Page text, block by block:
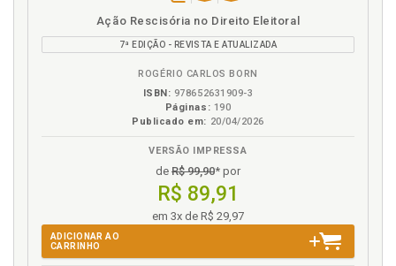
G
Guilherme Botelho. Do recurso extraordinário e do
recurso especial, p. 151
Guilherme Puchalski Teixeira. Recurso especial e
procedimento, p. 183
Homologação de sentença estrangeira no novo
Código de Processo Civil. Humberto Dalla Bernardina
de Pinho/Flávia Pereira Hill, p. 319
disponível
eBookB.V.
páginas
Ação Rescisória no Direito Eleitoral
7ª EDIÇÃO - REVISTA E ATUALIZADA
ROGÉRIO CARLOS BORN
ISBN: 978652631909-3
Páginas: 190
Publicado em: 20/04/2026
VERSÃO IMPRESSA
de R$ 99,90* por
R$ 89,91
em 3x de R$ 29,97
ADICIONAR AO
CARRINHO